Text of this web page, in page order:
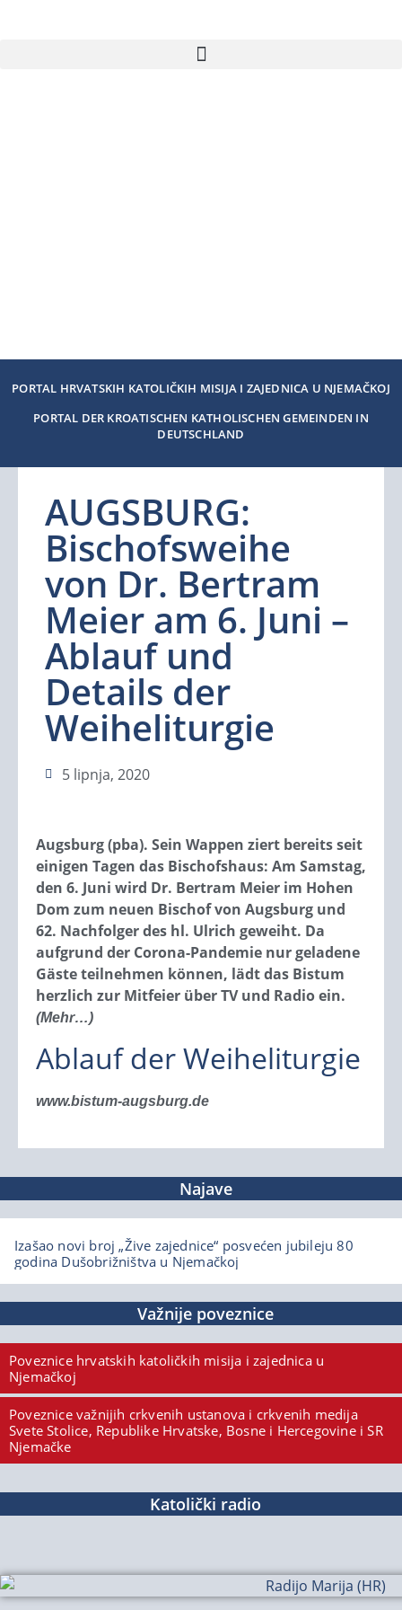
PORTAL HRVATSKIH KATOLIČKIH MISIJA I ZAJEDNICA U NJEMAČKOJ
PORTAL DER KROATISCHEN KATHOLISCHEN GEMEINDEN IN
DEUTSCHLAND
AUGSBURG:
Bischofsweihe
von Dr. Bertram
Meier am 6. Juni –
Ablauf und
Details der
Weiheliturgie
5 lipnja, 2020
Augsburg (pba). Sein Wappen ziert bereits seit
einigen Tagen das Bischofshaus: Am Samstag,
den 6. Juni wird Dr. Bertram Meier im Hohen
Dom zum neuen Bischof von Augsburg und
62. Nachfolger des hl. Ulrich geweiht. Da
aufgrund der Corona-Pandemie nur geladene
Gäste teilnehmen können, lädt das Bistum
herzlich zur Mitfeier über TV und Radio ein.
(Mehr…)
Ablauf der Weiheliturgie
www.bistum-augsburg.de
Najave
Izašao novi broj „Žive zajednice“ posvećen jubileju 80
godina Dušobrižništva u Njemačkoj
Važnije poveznice
Poveznice hrvatskih katoličkih misija i zajednica u
Njemačkoj
Poveznice važnijih crkvenih ustanova i crkvenih medija
Svete Stolice, Republike Hrvatske, Bosne i Hercegovine i SR
Njemačke
Katolički radio